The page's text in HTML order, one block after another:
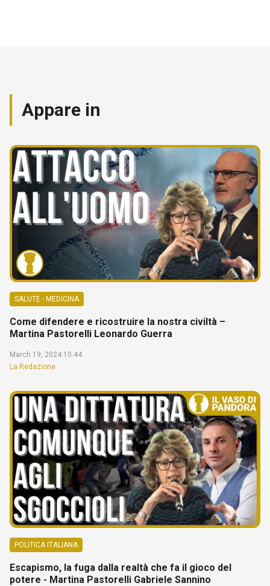
Appare in
SALUTE - MEDICINA
Come difendere e ricostruire la nostra civiltà –
Martina Pastorelli Leonardo Guerra
March 19, 2024 10:44
La Redazione
POLITICA ITALIANA
Escapismo, la fuga dalla realtà che fa il gioco del
potere - Martina Pastorelli Gabriele Sannino